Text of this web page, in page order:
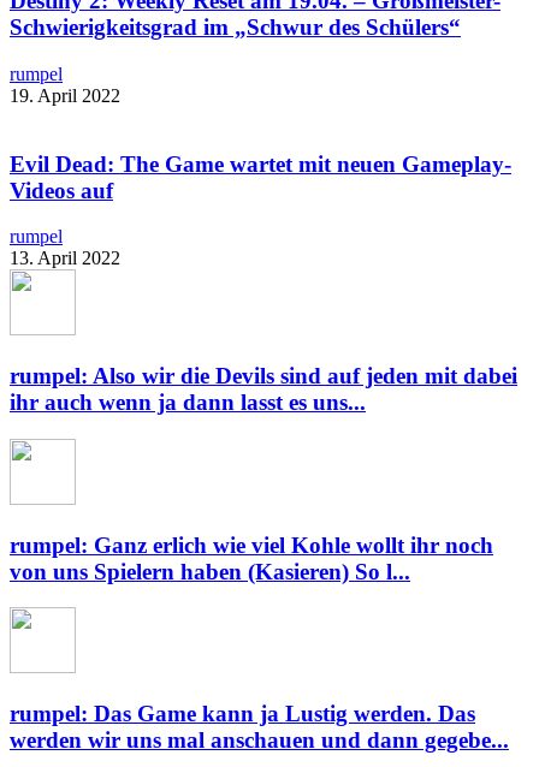
Schwierigkeitsgrad im „Schwur des Schülers“
rumpel
19. April 2022
Evil Dead: The Game wartet mit neuen Gameplay-
Videos auf
rumpel
13. April 2022
rumpel: Also wir die Devils sind auf jeden mit dabei
ihr auch wenn ja dann lasst es uns...
rumpel: Ganz erlich wie viel Kohle wollt ihr noch
von uns Spielern haben (Kasieren) So l...
rumpel: Das Game kann ja Lustig werden. Das
werden wir uns mal anschauen und dann gegebe...